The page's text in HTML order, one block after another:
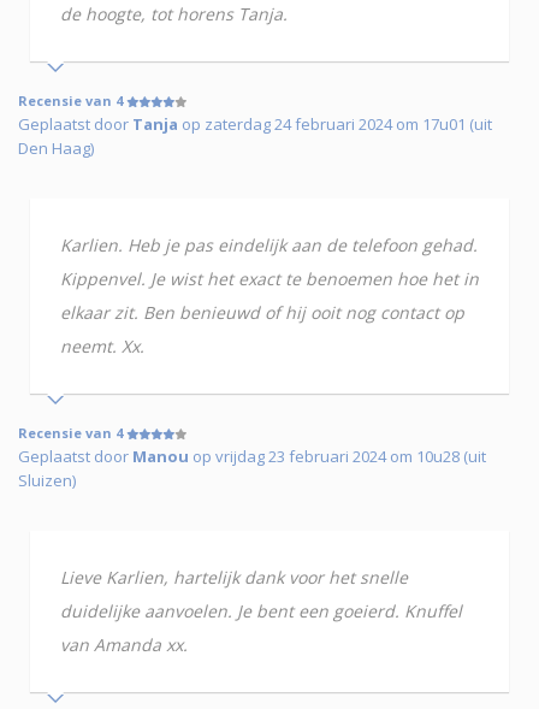
de hoogte, tot horens Tanja.
Recensie van 4
Geplaatst door Tanja op zaterdag 24 februari 2024 om 17u01 (uit
Den Haag)
Karlien. Heb je pas eindelijk aan de telefoon gehad.
Kippenvel. Je wist het exact te benoemen hoe het in
elkaar zit. Ben benieuwd of hij ooit nog contact op
neemt. Xx.
Recensie van 4
Geplaatst door Manou op vrijdag 23 februari 2024 om 10u28 (uit
Sluizen)
Lieve Karlien, hartelijk dank voor het snelle
duidelijke aanvoelen. Je bent een goeierd. Knuffel
van Amanda xx.